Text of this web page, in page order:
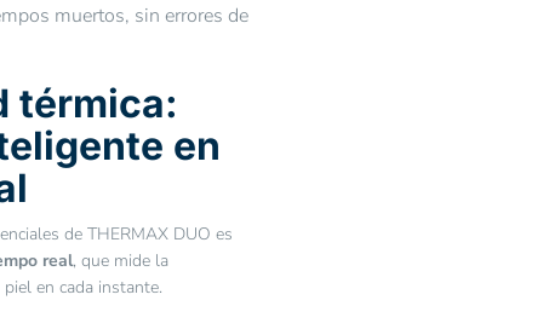
muertos, sin errores de
térmica:
en
de THERMAX DUO es
real, que mide la
en cada instante.